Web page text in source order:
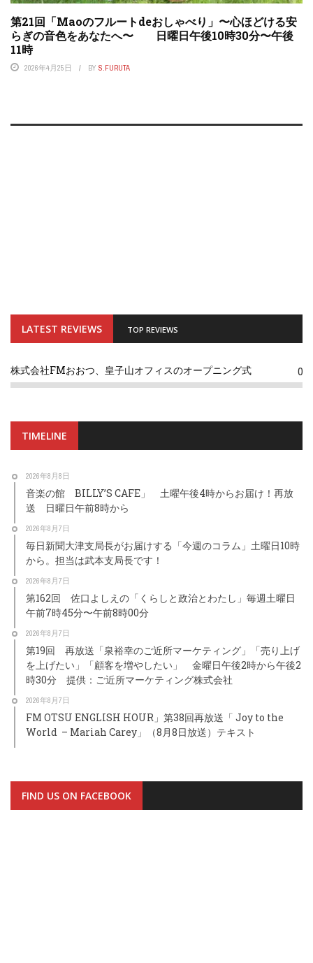
第21回「Maoのフルートdeおしゃべり」〜心ほどける安
らぎの音色をあなたへ〜 日曜日午後10時30分〜午後
11時
2026年4月25日 BY S.FURUTA
LATEST REVIEWS TOP REVIEWS
株式会社FMおおつ、皇子山オフィスのオープニング式 0
TIMELINE
2026年8月8日
音楽の館 BILLY’S CAFE」 土曜午後4時からお届け！再放
送 日曜日午前8時から
2026年8月7日
毎日新聞大津支局長がお届けする「今週のコラム」土曜日10時
から。担当は武本支局長です！
2026年8月7日
第162回 佐口よしえの「くらしと政治とわたし」毎週土曜日
午前7時45分〜午前8時00分
2026年8月7日
第19回 再放送「泉裕幸のご近所マーケティング」「売り上げ
を上げたい」「顧客を増やしたい」 金曜日午後2時から午後2
時30分 提供：ご近所マーケティング株式会社
2026年8月7日
FM OTSU ENGLISH HOUR」第38回再放送「 Joy to the
World – Mariah Carey」（8月8日放送）テキスト
FIND US ON FACEBOOK